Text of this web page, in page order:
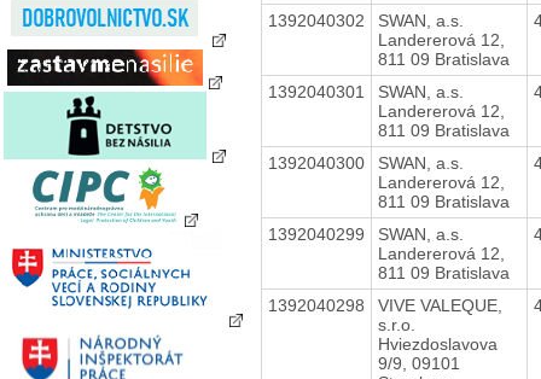
1392040302
SWAN, a.s.
Landererová 12,
811 09 Bratislava
1392040301
SWAN, a.s.
Landererová 12,
811 09 Bratislava
1392040300
SWAN, a.s.
Landererová 12,
811 09 Bratislava
1392040299
SWAN, a.s.
Landererová 12,
811 09 Bratislava
1392040298
VIVE VALEQUE,
s.r.o.
Hviezdoslavova
9/9, 09101